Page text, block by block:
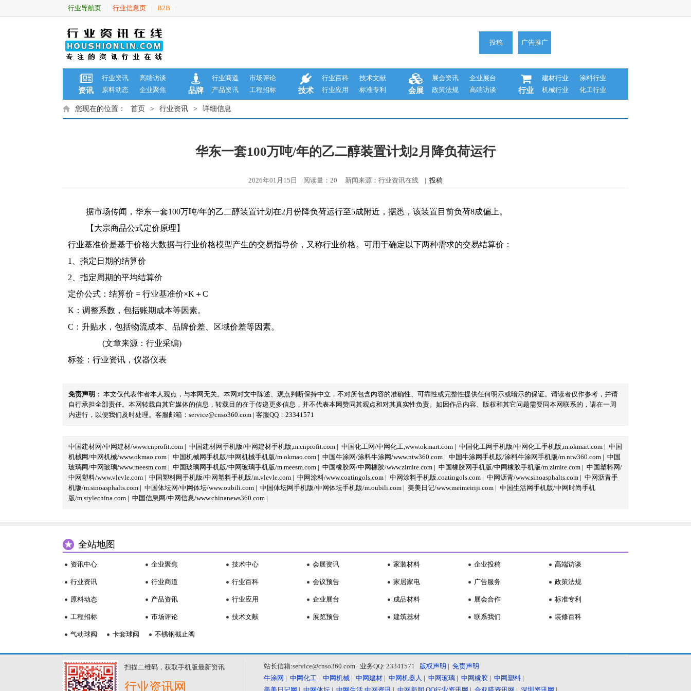
行业导航页 行业信息页 B2B
投稿 广告推广
资讯
行业资讯
高端访谈
原料动态
企业聚焦 品牌
行业商道
市场评论
产品资讯
工程招标 技术
行业百科
技术文献
行业应用
标准专利 会展
展会资讯
企业展台
政策法规
高端访谈 行业
建材行业
涂料行业
机械行业
化工行业
您现在的位置： 首页 > 行业资讯 > 详细信息
华东一套100万吨/年的乙二醇装置计划2月降负荷运行
2026年01月15日 阅读量：20 新闻来源：行业资讯在线 | 投稿
据市场传闻，华东一套100万吨/年的乙二醇装置计划在2月份降负荷运行至5成附近，据悉，该装置目前负荷8成偏上。
【大宗商品公式定价原理】
行业基准价是基于价格大数据与行业价格模型产生的交易指导价，又称行业价格。可用于确定以下两种需求的交易结算价：
1、指定日期的结算价
2、指定周期的平均结算价
定价公式：结算价 = 行业基准价×K＋C
K：调整系数，包括账期成本等因素。
C：升贴水，包括物流成本、品牌价差、区域价差等因素。
(文章来源：行业采编)
标签： 行业资讯 ， 仪器仪表
免责声明 ： 本文仅代表作者本人观点，与本网无关。本网对文中陈述、观点判断保持中立，不对所包含内容的准确性、可靠性或完整性提供任何明示或暗示的保证。请读者仅作参考，并请
自行承担全部责任。本网转载自其它媒体的信息，转载目的在于传递更多信息，并不代表本网赞同其观点和对其真实性负责。如因作品内容、版权和其它问题需要同本网联系的，请在一周
内进行，以便我们及时处理。客服邮箱：service@cnso360.com | 客服QQ：23341571
中国建材网/中网建材/www.cnprofit.com | 中国建材网手机版/中网建材手机版,m.cnprofit.com | 中国化工网/中网化工,www.okmart.com | 中国化工网手机版/中网化工手机版,m.okmart.com | 中国
机械网/中网机械/www.okmao.com | 中国机械网手机版/中网机械手机版/m.okmao.com | 中国牛涂网/涂料牛涂网/www.ntw360.com | 中国牛涂网手机版/涂料牛涂网手机版/m.ntw360.com | 中国
玻璃网/中网玻璃/www.meesm.com | 中国玻璃网手机版/中网玻璃手机版/m.meesm.com | 中国橡胶网/中网橡胶/www.zimite.com | 中国橡胶网手机版/中网橡胶手机版/m.zimite.com | 中国塑料网/
中网塑料/www.vlevle.com | 中国塑料网手机版/中网塑料手机版/m.vlevle.com | 中网涂料/www.coatingols.com | 中网涂料手机版.coatingols.com | 中网沥青/www.sinoasphalts.com | 中网沥青手
机版/m.sinoasphalts.com | 中国体坛网/中网体坛/www.oubili.com | 中国体坛网手机版/中网体坛手机版/m.oubili.com | 美美日记/www.meimeiriji.com | 中国生活网手机版/中网时尚手机
版/m.stylechina.com | 中国信息网/中网信息/www.chinanews360.com |
全站地图
资讯中心
行业资讯
原料动态
工程招标
企业聚焦
行业商道
产品资讯
市场评论
技术中心
行业百科
行业应用
技术文献
会展资讯
会议预告
企业展台
展览预告
家装材料
家居家电
成品材料
建筑基材
企业投稿
广告服务
展会合作
联系我们
高端访谈
政策法规
标准专利
装修百科
气动球阀 卡套球阀 不锈钢截止阀
扫描二维码，获取手机版最新资讯
行业资讯网
站长信箱:service@cnso360.com 业务QQ: 23341571 版权声明 | 免责声明
牛涂网 | 中网化工 | 中网机械 | 中网建材 | 中网机器人 | 中网玻璃 | 中网橡胶 | 中网塑料 |